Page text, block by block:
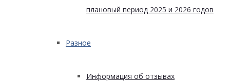
плановый период 2025 и 2026 годов
Разное
Информация об отзывах